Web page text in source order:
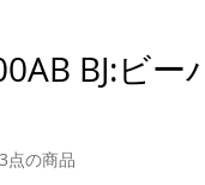
BJ:ビー
点の商品